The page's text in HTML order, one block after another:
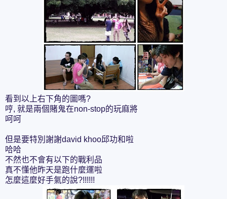
看到以上右下角的圖嗎?
哼, 就是兩個賭鬼在non-stop的玩麻將
呵呵
但是要特別謝謝david khoo邱功和啦
哈哈
不然也不會有以下的戰利品
真不懂他昨天是跑什麼運啦
怎麼這麼好手氣的說?!!!!!!